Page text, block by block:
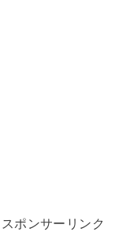
スポンサーリンク